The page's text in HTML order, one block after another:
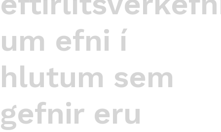
um efni í
hlutum sem
gefnir eru